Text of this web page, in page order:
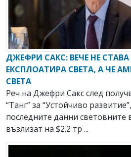
ДЖЕФРИ САКС: ВЕЧЕ НЕ
ЕКСПЛОАТИРА СВЕТА, А ЧЕ
СВЕТА
Реч на Джефри Сакс след
“Танг” за “Устойчиво
последните данни световните
възлизат на $2.2 тр ...